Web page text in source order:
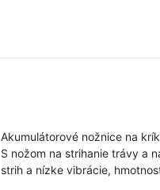
Akumulátorové nožnice na
S nožom na strihanie trávy a
strih a nízke vibrácie,